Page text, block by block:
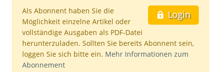
Login
Als Abonnent haben Sie die
Möglichkeit einzelne Artikel oder
vollständige Ausgaben als PDF-Datei
herunterzuladen. Sollten Sie bereits Abonnent sein,
loggen Sie sich bitte ein. Mehr Informationen zum
Abonnement